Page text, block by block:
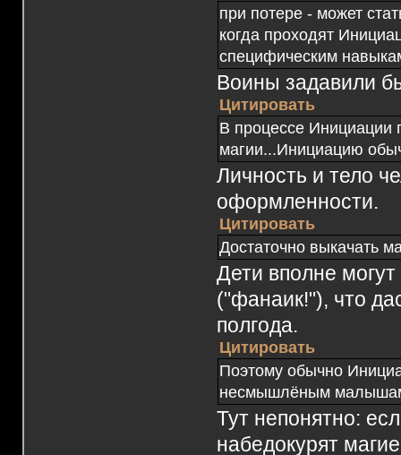
при потере - может
когда проходят
специфическим
Воины задавили
Цитировать
В процессе Инициации
магии...Инициацию
Личность и тело
оформленности.
Цитировать
Достаточно выкачать
Дети вполне
("фанаик!"), что
полгода.
Цитировать
Поэтому обычно
несмышлёным
Тут непонятно:
набедокурят